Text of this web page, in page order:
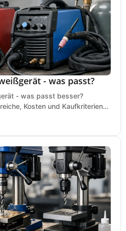
- was passt?
- was passt besser?
Kosten und Kaufkriterien